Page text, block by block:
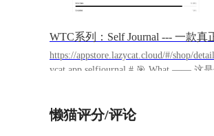
https://appstore.lazycat.cloud/#/shop/
ycat.app.selfjournal # 🎯 What —— 这是什么？ ##
保数据绝对私密 - ⚡ 极简设计专注写作
懒猫评分/评论